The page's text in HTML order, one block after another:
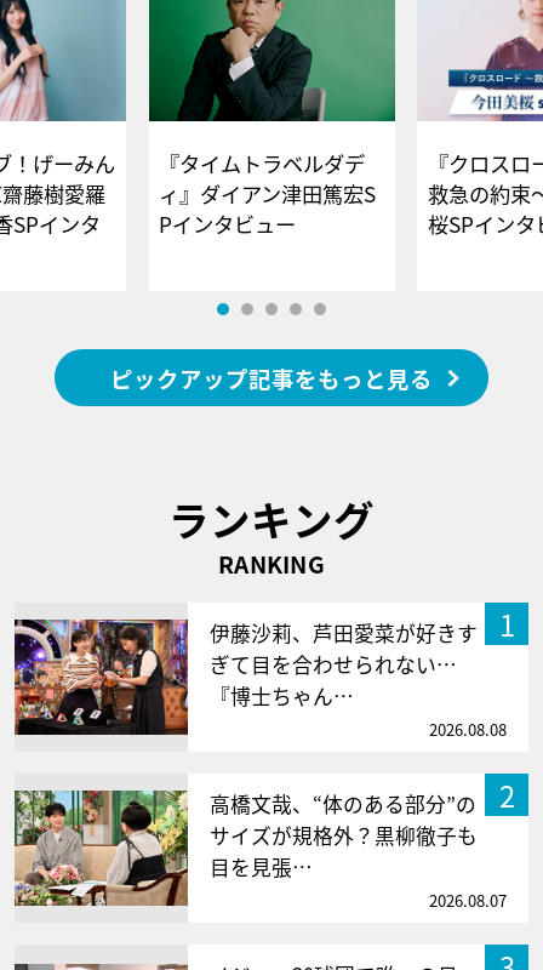
！げーみん
藤樹愛羅
SPインタ
『タイムトラベルダデ
ィ』ダイアン津田篤宏S
Pインタビュー
『クロス
救急の約束
桜SPイ
ピックアップ記事をもっと見る
ランキング
RANKING
1
伊藤沙莉、芦田愛菜が好きす
ぎて目を合わせられない…
『博士ちゃん…
2026.08.08
2
高橋文哉、“体のある部分”の
サイズが規格外？黒柳徹子も
目を見張…
2026.08.07